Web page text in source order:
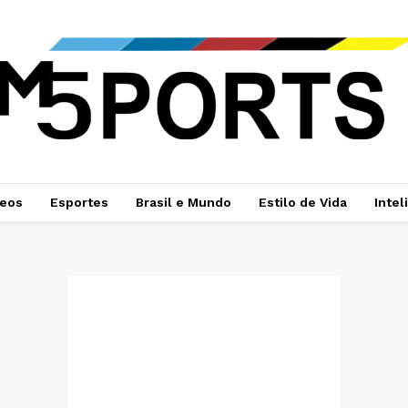
Esportes Brasil e Mundo Estilo de Vida